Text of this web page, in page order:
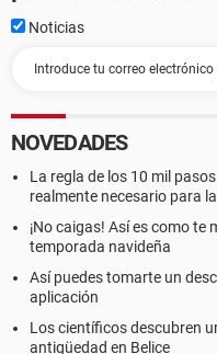
Noticias
NOVEDADES
La regla de los 10 mil
realmente necesario para
¡No caigas! Así es como
temporada navideña
Así puedes tomarte un
aplicación
Los científicos descubren
antigüedad en Belice